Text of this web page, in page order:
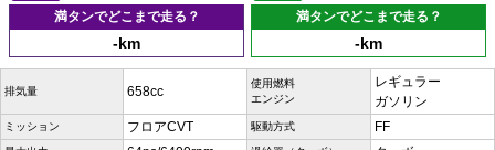
満タンでどこまで走る？
-km
満タンでどこまで走る？
-km
排気量 658cc
使用燃料
エンジン
レギュラー
ガソリン
ミッション フロアCVT 駆動方式 FF